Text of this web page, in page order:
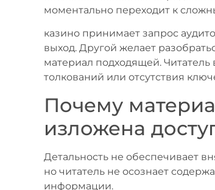
моментально переходит к
казино принимает запрос
выход. Другой желает
материал подходящей.
толкований или отсутствия
Почему
изложена
Детальность не обеспечивает
но читатель не осознает
информации.